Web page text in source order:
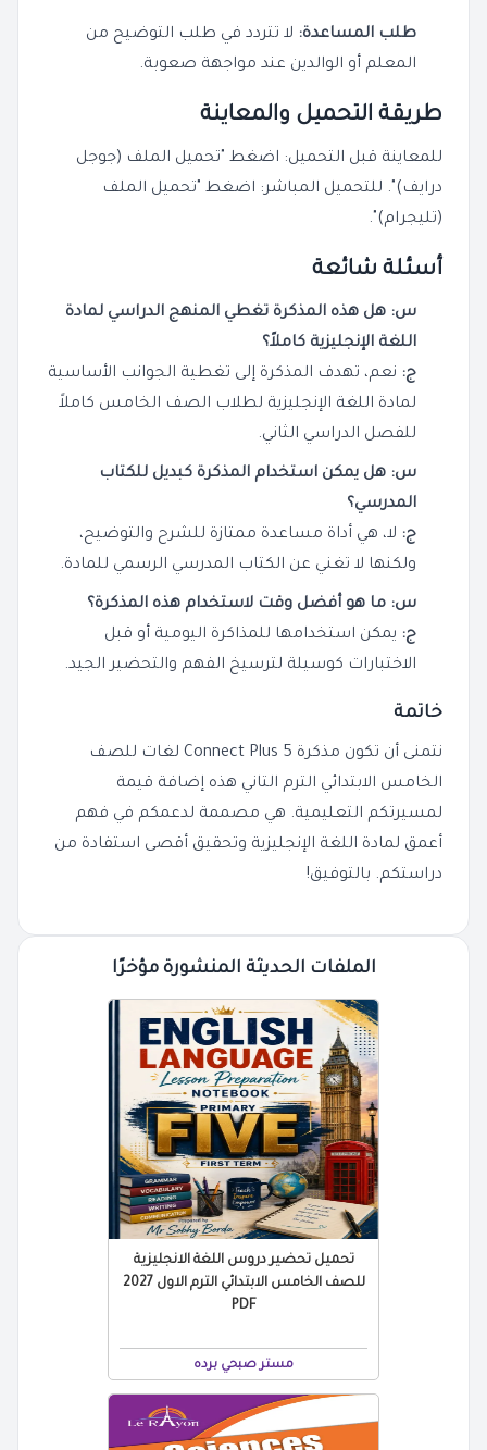
طلب المساعدة: لا تتردد في طلب التوضيح من
المعلم أو الوالدين عند مواجهة صعوبة.
طريقة التحميل والمعاينة
للمعاينة قبل التحميل: اضغط "تحميل الملف (جوجل
درايف)". للتحميل المباشر: اضغط "تحميل الملف
(تليجرام)".
أسئلة شائعة
س: هل هذه المذكرة تغطي المنهج الدراسي لمادة
اللغة الإنجليزية كاملاً؟
ج: نعم، تهدف المذكرة إلى تغطية الجوانب الأساسية
لمادة اللغة الإنجليزية لطلاب الصف الخامس كاملاً
للفصل الدراسي الثاني.
س: هل يمكن استخدام المذكرة كبديل للكتاب
المدرسي؟
ج: لا، هي أداة مساعدة ممتازة للشرح والتوضيح،
ولكنها لا تغني عن الكتاب المدرسي الرسمي للمادة.
س: ما هو أفضل وقت لاستخدام هذه المذكرة؟
ج: يمكن استخدامها للمذاكرة اليومية أو قبل
الاختبارات كوسيلة لترسيخ الفهم والتحضير الجيد.
خاتمة
نتمنى أن تكون مذكرة Connect Plus 5 لغات للصف
الخامس الابتدائي الترم التاني هذه إضافة قيمة
لمسيرتكم التعليمية. هي مصممة لدعمكم في فهم
أعمق لمادة اللغة الإنجليزية وتحقيق أقصى استفادة من
دراستكم. بالتوفيق!
الملفات الحديثة المنشورة مؤخرًا
تحميل تحضير دروس اللغة الانجليزية
للصف الخامس الابتدائي الترم الاول 2027
PDF
مستر صبحي برده